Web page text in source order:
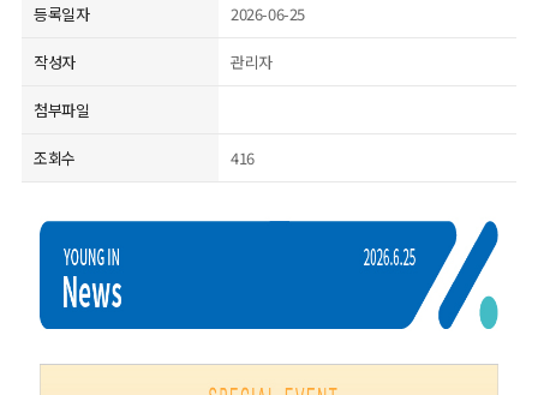
등록일자 2026-06-25
작성자 관리자
첨부파일
조회수 416